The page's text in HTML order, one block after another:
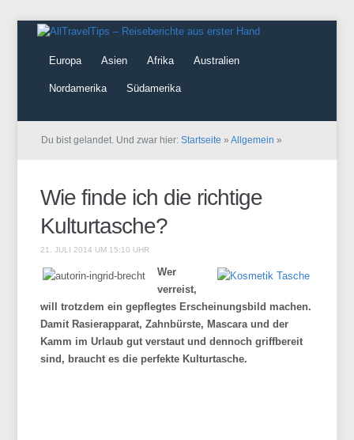
Europa Asien Afrika Australien
Nordamerika Südamerika
Du bist gelandet. Und zwar hier:Startseite »Allgemein »
Wie finde ich die richtige
Kulturtasche?
21. JULI 2014 UM 15:10 UHR
Wer
verreist,
will trotzdem ein gepflegtes Erscheinungsbild machen.
Damit Rasierapparat, Zahnbürste, Mascara und der
Kamm im Urlaub gut verstaut und dennoch griffbereit
sind, braucht es die perfekte Kulturtasche.